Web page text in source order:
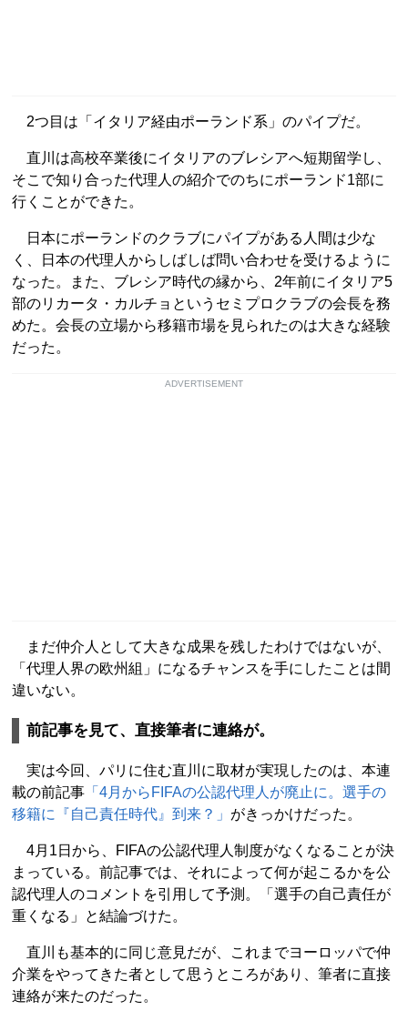
2つ目は「イタリア経由ポーランド系」のパイプだ。
直川は高校卒業後にイタリアのブレシアへ短期留学し、
そこで知り合った代理人の紹介でのちにポーランド1部に
行くことができた。
日本にポーランドのクラブにパイプがある人間は少な
く、日本の代理人からしばしば問い合わせを受けるように
なった。また、ブレシア時代の縁から、2年前にイタリア5
部のリカータ・カルチョというセミプロクラブの会長を務
めた。会長の立場から移籍市場を見られたのは大きな経験
だった。
ADVERTISEMENT
まだ仲介人として大きな成果を残したわけではないが、
「代理人界の欧州組」になるチャンスを手にしたことは間
違いない。
前記事を見て、直接筆者に連絡が。
実は今回、パリに住む直川に取材が実現したのは、本連
載の前記事 「4月からFIFAの公認代理人が廃止に。選手の
移籍に『自己責任時代』到来？」 がきっかけだった。
4月1日から、FIFAの公認代理人制度がなくなることが決
まっている。前記事では、それによって何が起こるかを公
認代理人のコメントを引用して予測。「選手の自己責任が
重くなる」と結論づけた。
直川も基本的に同じ意見だが、これまでヨーロッパで仲
介業をやってきた者として思うところがあり、筆者に直接
連絡が来たのだった。